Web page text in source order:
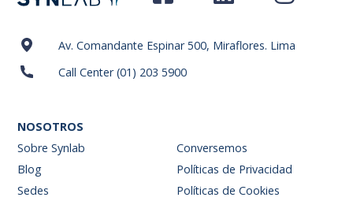
Av. Comandante Espinar 500, Miraflores. Lima
Call Center (01) 203 5900
NOSOTROS
Sobre Synlab
Blog
Sedes
Conversemos
Políticas de Privacidad
Políticas de Cookies